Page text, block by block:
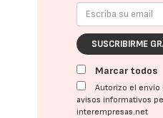
SUSCRIBIRME
Marcar todos
Autorizo el
avisos informativos
interempresas.net